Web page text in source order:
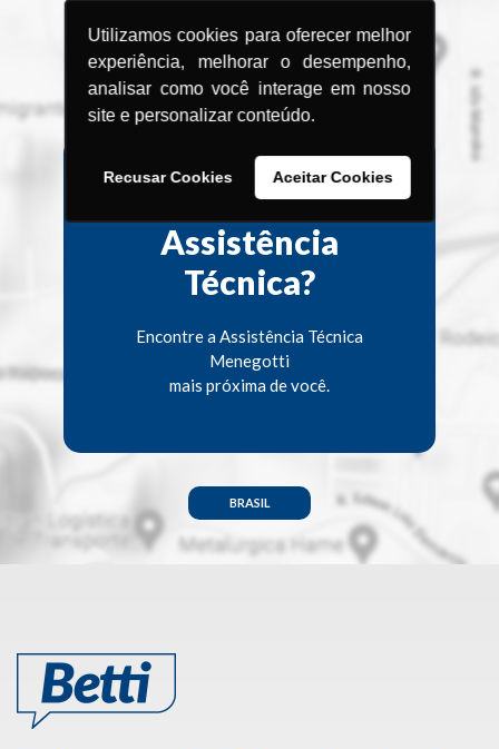
Utilizamos cookies para oferecer melhor
experiência, melhorar o desempenho,
analisar como você interage em nosso
site e personalizar conteúdo.
Recusar Cookies Aceitar Cookies
Procurando uma
Assistência
Técnica?
Encontre a Assistência Técnica
Menegotti
mais próxima de você.
BRASIL